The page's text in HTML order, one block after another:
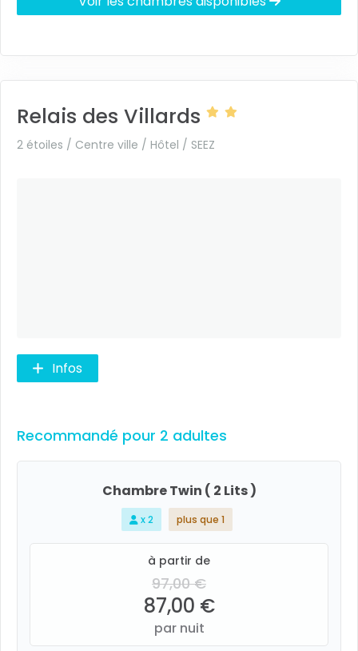
Relais des Villards
2 étoiles / Centre ville / Hôtel / SEEZ
Infos
Recommandé pour 2 adultes
Chambre Twin ( 2 Lits )
x 2 plus que 1
à partir de
97,00 €
87,00 €
par nuit